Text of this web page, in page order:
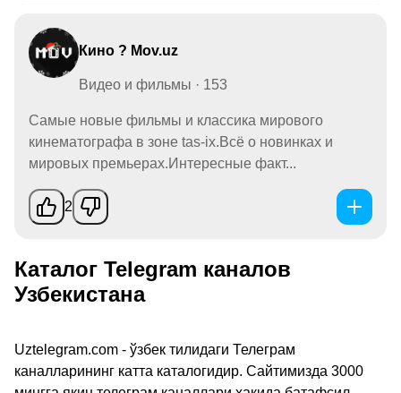
Кино ? Mov.uz
Видео и фильмы · 153
Самые новые фильмы и классика мирового
кинематографа в зоне tas-ix.Всё о новинках и
мировых премьерах.Интересные факт...
2
Каталог Telegram каналов
Узбекистана
Uztelegram.com - ўзбек тилидаги Телеграм
каналларининг катта каталогидир. Сайтимизда 3000